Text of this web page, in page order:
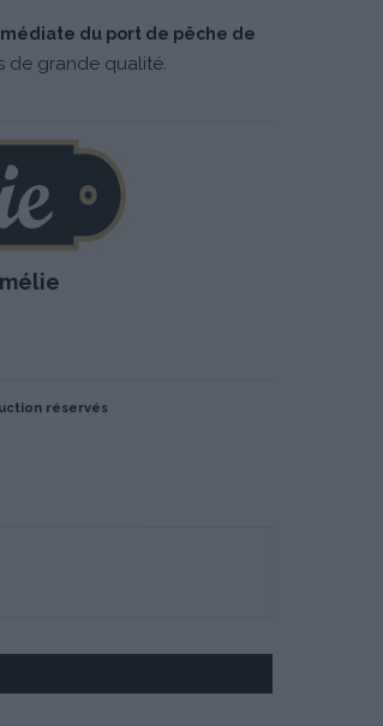
du port de pêche de
de grande qualité.
réservés